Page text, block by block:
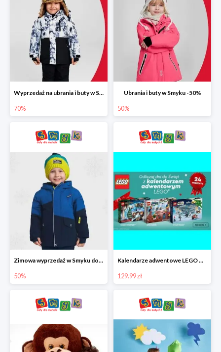
Wyprzedaż na ubrania i buty w Smyku do -70%
70%
Ubrania i buty w Smyku -50%
50%
Zimowa wyprzedaż w Smyku do -50%
50%
Kalendarze adwentowe LEGO w Smyku w super cenie
129.99 zł